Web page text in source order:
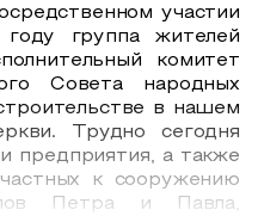
участии
группа жителей
комитет
Совета народных
в нашем
Трудно сегодня
предприятия, а также
к сооружению
Петра и Павла,